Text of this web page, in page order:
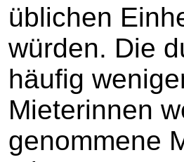
üblichen
würden. Die
häufig
Mieterinnen
genommene